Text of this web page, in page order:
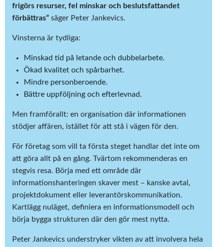
frigörs resurser, fel minskar och beslutsfattandet
förbättras” säger Peter Jankevics.
Vinsterna är tydliga:
Minskad tid på letande och dubbelarbete.
Ökad kvalitet och spårbarhet.
Mindre personberoende.
Bättre uppföljning och efterlevnad.
Men framförallt: en organisation där informationen
stödjer affären, istället för att stå i vägen för den.
För företag som vill ta första steget handlar det inte om
att göra allt på en gång. Tvärtom rekommenderas en
stegvis resa. Börja med ett område där
informationshanteringen skaver mest – kanske avtal,
projektdokument eller leverantörskommunikation.
Kartlägg nuläget, definiera en informationsmodell och
börja bygga strukturen där den gör mest nytta.
Peter Jankevics understryker vikten av att involvera hela